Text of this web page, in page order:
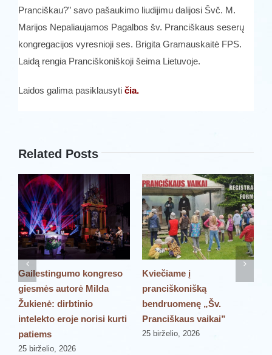
Pranciškau?” savo pašaukimo liudijimu dalijosi Švč. M.
Marijos Nepaliaujamos Pagalbos šv. Pranciškaus seserų
kongregacijos vyresnioji ses. Brigita Gramauskaitė FPS.
Laidą rengia Pranciškoniškoji šeima Lietuvoje.
Laidos galima pasiklausyti čia.
Related Posts
Gailestingumo kongreso
giesmės autorė Milda
Žukienė: dirbtinio
intelekto eroje norisi kurti
patiems
25 birželio, 2026
Kviečiame į
pranciškonišką
bendruomenę „Šv.
Pranciškaus vaikai”
25 birželio, 2026